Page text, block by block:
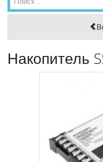
Накопитель